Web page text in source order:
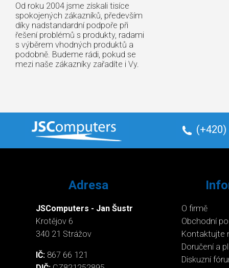
Od roku 2004 jsme získali tisíce
spokojených zákazníků, především
díky nadstandardní podpoře při
řešení problémů s produkty, radami
s výběrem vhodných produktů a
podobně. Budeme rádi, pokud se
mezi naše zákazníky zařadíte i Vy.
(+420)
Adresa
JSComputers - Jan Šustr
Krotějov 6
340 21 Strážov
IČ: 867 66 121
O firmě
Obchodní
Kontaktujte
Doručení a
Diskuzní